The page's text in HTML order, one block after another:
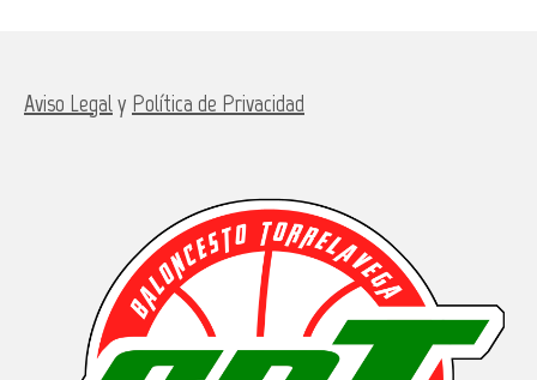
Aviso Legaly Política de Privacidad